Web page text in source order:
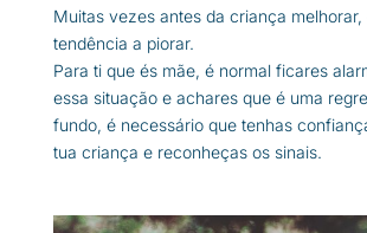
Muitas vezes antes da criança melhorar,
tendência a piorar.
Para ti que és mãe, é normal ficares
essa situação e achares que é uma
fundo, é necessário que tenhas
tua criança e reconheças os sinais.